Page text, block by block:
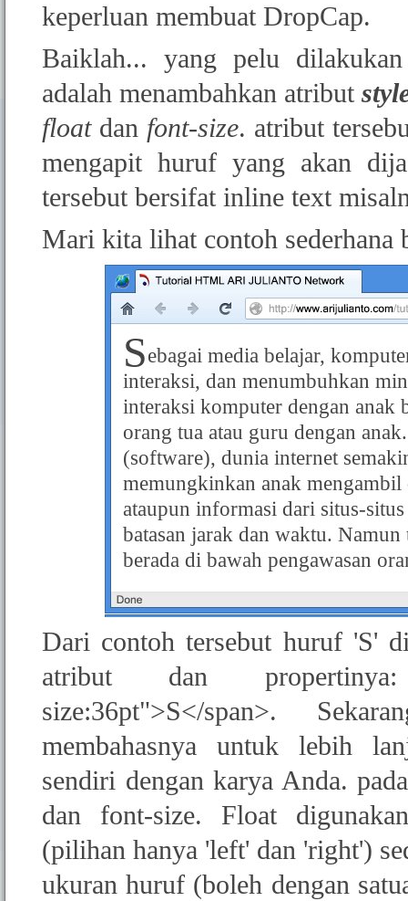
keperluan membuat DropCap.
Baiklah... yang pelu
adalah menambahkan atribut
floatdan font-size. atribut
mengapit huruf yang akan
tersebut bersifat inline text
Mari kita lihat contoh sederhana
Sebagai media belajar,
interaksi, dan menumbuhkan
interaksi komputer dengan anak
orang tua atau guru dengan
(software), dunia internet
memungkinkan anak
ataupun informasi dari situs-
batasan jarak dan waktu.
berada di bawah pengawasan
Dari contoh tersebut huruf 'S'
atribut dan propertinya:
size:36pt">S</span>.
membahasnya untuk lebih
sendiri dengan karya Anda.
dan font-size. Float
(pilihan hanya 'left' dan 'right')
ukuran huruf (boleh dengan